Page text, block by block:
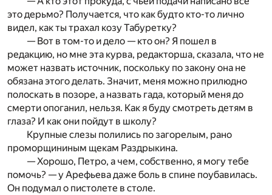
это дерьмо? Получается, что как будто кто-то лично
видел, как ты трахал козу Табуретку?
— Вот в том-то и дело — кто он? Я пошел в
редакцию, но мне эта курва, редакторша, сказала, что не
может назвать источник, поскольку по закону она не
обязана этого делать. Значит, меня можно прилюдно
полоскать в позоре, а назвать гада, который меня до
смерти опоганил, нельзя. Как я буду смотреть детям в
глаза? И как они пойдут в школу?
Крупные слезы полились по загорелым, рано
проморщининым щекам Раздрыкина.
— Хорошо, Петро, а чем, собственно, я могу тебе
помочь? — у Арефьева даже боль в спине поубавилась.
Он подумал о пистолете в столе.